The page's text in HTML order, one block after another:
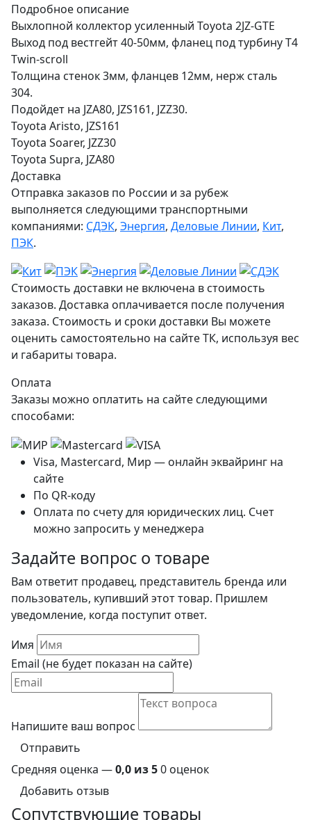
Подробное описание
Выхлопной коллектор усиленный Toyota 2JZ-GTE
Выход под вестгейт 40-50мм, фланец под турбину T4
Twin-scroll
Толщина стенок 3мм, фланцев 12мм, нерж сталь
304.
Подойдет на JZA80, JZS161, JZZ30.
Toyota Aristo, JZS161
Toyota Soarer, JZZ30
Toyota Supra, JZA80
Доставка
Отправка заказов по России и за рубеж
выполняется следующими транспортными
компаниями: СДЭК, Энергия, Деловые Линии, Кит,
ПЭК.
Стоимость доставки не включена в стоимость
заказов. Доставка оплачивается после получения
заказа. Стоимость и сроки доставки Вы можете
оценить самостоятельно на сайте ТК, используя вес
и габариты товара.
Оплата
Заказы можно оплатить на сайте следующими
способами:
Visa, Mastercard, Мир — онлайн эквайринг на
сайте
По QR-коду
Оплата по счету для юридических лиц. Счет
можно запросить у менеджера
Задайте вопрос о товаре
Вам ответит продавец, представитель бренда или
пользователь, купивший этот товар. Пришлем
уведомление, когда поступит ответ.
Имя
Email (не будет показан на сайте)
Напишите ваш вопрос
Отправить
Средняя оценка —0,0 из 50 оценок
Добавить отзыв
Сопутствующие товары